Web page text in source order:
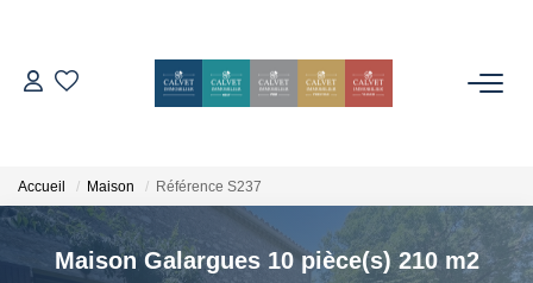
ESTIMER
L'AGENCE
Accueil Maison Référence S237
Maison Galargues 10 pièce(s) 210 m2